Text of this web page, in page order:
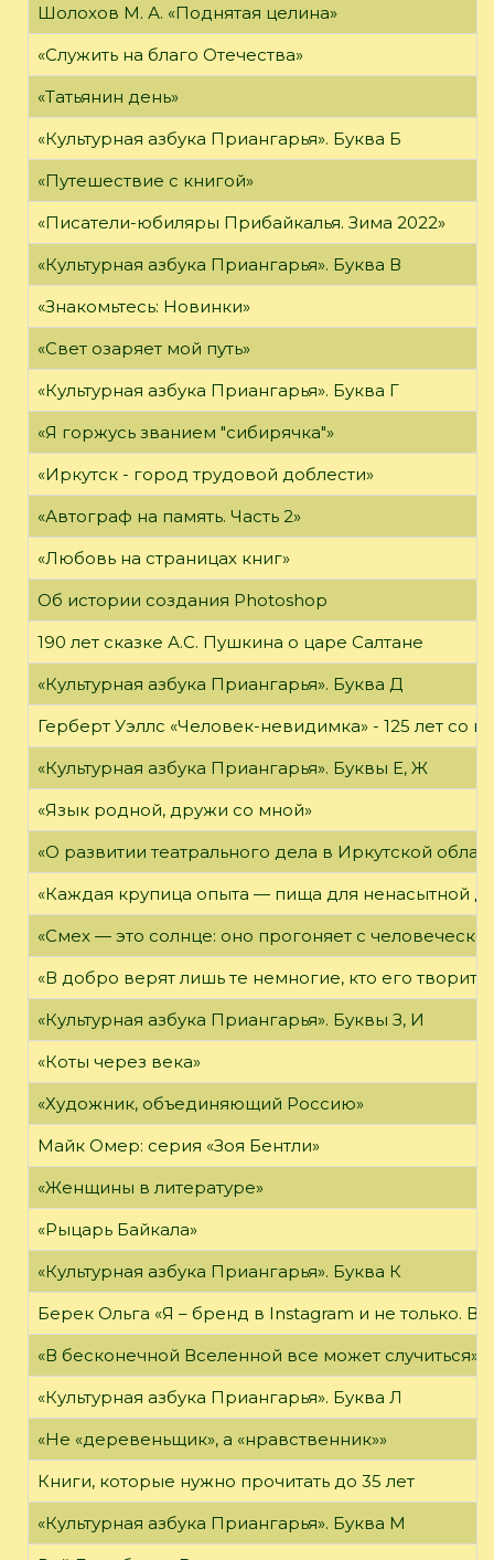
Шолохов М. А. «Поднятая целина»
«Служить на благо Отечества»
«Татьянин день»
«Культурная азбука Приангарья». Буква Б
«Путешествие с книгой»
«Писатели-юбиляры Прибайкалья. Зима 2022»
«Культурная азбука Приангарья». Буква В
«Знакомьтесь: Новинки»
«Свет озаряет мой путь»
«Культурная азбука Приангарья». Буква Г
«Я горжусь званием "сибирячка"»
«Иркутск - город трудовой доблести»
«Автограф на память. Часть 2»
«Любовь на страницах книг»
Об истории создания Photoshop
190 лет сказке А.С. Пушкина о царе Салтане
«Культурная азбука Приангарья». Буква Д
Герберт Уэллс «Человек-невидимка» - 125 лет со
«Культурная азбука Приангарья». Буквы Е, Ж
«Язык родной, дружи со мной»
«О развитии театрального дела в Иркутской
«Каждая крупица опыта — пища для ненасытной
«Смех — это солнце: оно прогоняет с
«В добро верят лишь те немногие, кто его творит»
«Культурная азбука Приангарья». Буквы З, И
«Коты через века»
«Художник, объединяющий Россию»
Майк Омер: серия «Зоя Бентли»
«Женщины в литературе»
«Рыцарь Байкала»
«Культурная азбука Приангарья». Буква К
Берек Ольга «Я – бренд в Instagram и не только.
«В бесконечной Вселенной все может случиться»
«Культурная азбука Приангарья». Буква Л
«Не «деревеньщик», а «нравственник»»
Книги, которые нужно прочитать до 35 лет
«Культурная азбука Приангарья». Буква М